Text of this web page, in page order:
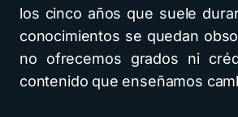
los cinco años que suele
conocimientos se quedan
no ofrecemos grados ni
contenido que enseñamos